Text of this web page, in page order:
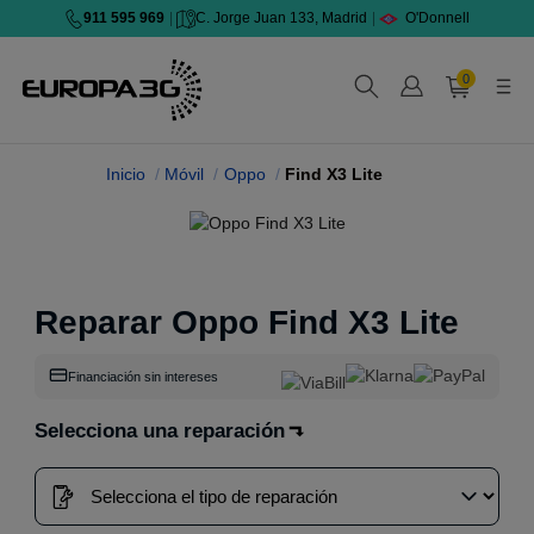
911 595 969 C. Jorge Juan 133, Madrid O'Donnell
0
Inicio Móvil Oppo Find X3 Lite
Reparar Oppo Find X3 Lite
Financiación sin intereses
Selecciona una reparación